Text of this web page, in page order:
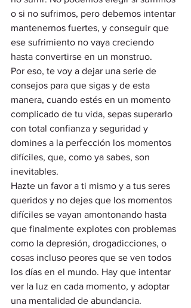
o si no sufrimos, pero debemos intentar
mantenernos fuertes, y conseguir que
ese sufrimiento no vaya creciendo
hasta convertirse en un monstruo.
Por eso, te voy a dejar una serie de
consejos para que sigas y de esta
manera, cuando estés en un momento
complicado de tu vida, sepas superarlo
con total confianza y seguridad y
domines a la perfección los momentos
difíciles, que, como ya sabes, son
inevitables.
Hazte un favor a ti mismo y a tus seres
queridos y no dejes que los momentos
difíciles se vayan amontonando hasta
que finalmente explotes con problemas
como la depresión, drogadicciones, o
cosas incluso peores que se ven todos
los días en el mundo. Hay que intentar
ver la luz en cada momento, y adoptar
una mentalidad de abundancia.